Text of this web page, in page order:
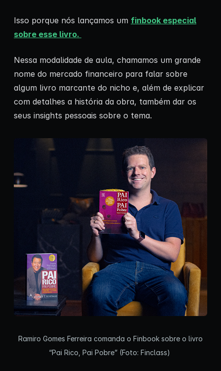
Isso porque nós lançamos um finbook especial
sobre esse livro.
Nessa modalidade de aula, chamamos um grande
nome do mercado financeiro para falar sobre
algum livro marcante do nicho e, além de explicar
com detalhes a história da obra, também dar os
seus insights pessoais sobre o tema.
Ramiro Gomes Ferreira comanda o Finbook sobre o livro
“Pai Rico, Pai Pobre” (Foto: Finclass)